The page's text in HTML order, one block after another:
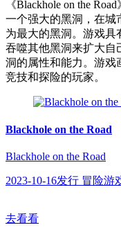
《Blackhole on the
一个强大的黑洞，在城
为最大的黑洞。游戏具
吞噬其他黑洞来扩大自
洞的属性和能力。游戏
竞技和探险的玩家。
Blackhole on the Road
Blackhole on the Road
2023-10-16发行 冒险
去看看